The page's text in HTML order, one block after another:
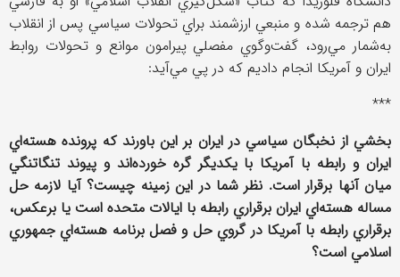
هم ترجمه شده و منبعي ارزشمند براي تحولات سياسي پس از انقلاب
به‌شمار مي‌رود، گفت‌وگوي مفصلي پيرامون موانع و تحولات روابط
ايران و آمريكا انجام داديم كه در پي مي‌آيد:
***
بخشي از نخبگان سياسي در ايران بر اين باورند كه پرونده هسته‌اي
ايران و رابطه با آمريكا با يكديگر گره خورده‌اند و پيوند تنگاتنگي
ميان آنها برقرار است. نظر شما در اين زمينه چيست؟ آيا لازمه حل
مساله هسته‌اي ايران برقراري رابطه با ايالات متحده است يا برعكس،
برقراري رابطه با آمريكا در گروي حل و فصل برنامه هسته‌اي جمهوري
اسلامي است؟